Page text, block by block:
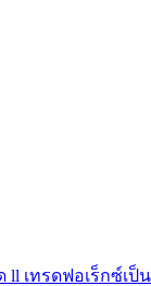
ll เทรดฟอเร็กซ์เป็